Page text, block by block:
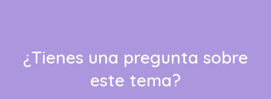
¿Tienes una pregunta sobre
este tema?